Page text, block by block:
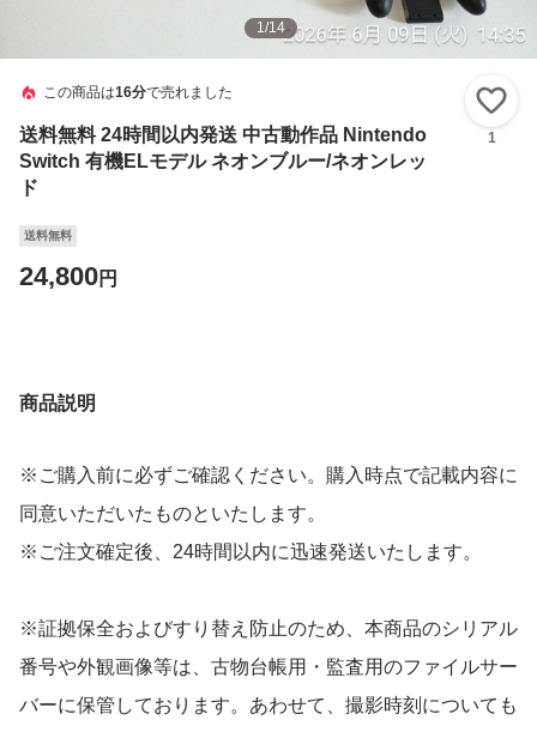
1/14
この商品は16分で売れました
送料無料 24時間以内発送 中古動作品 Nintendo
Switch 有機ELモデル ネオンブルー/ネオンレッ
ド
1
送料無料
24,800円
商品説明
※ご購入前に必ずご確認ください。購入時点で記載内容に
同意いただいたものといたします。
※ご注文確定後、24時間以内に迅速発送いたします。
※証拠保全およびすり替え防止のため、本商品のシリアル
番号や外観画像等は、古物台帳用・監査用のファイルサー
バーに保管しております。あわせて、撮影時刻についても